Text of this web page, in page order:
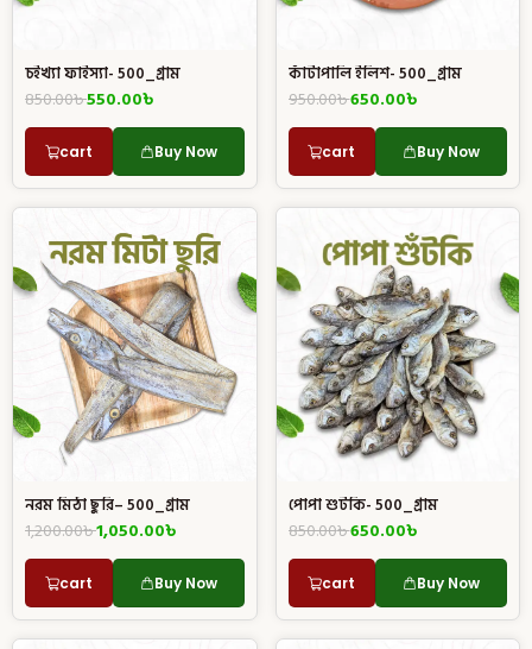
চইখ্যা ফাইস্যা- 500_গ্রাম
850.00৳550.00৳
cart Buy Now
কাঁটাপালি ইলিশ- 500_গ্রাম
950.00৳650.00৳
cart Buy Now
নরম মিঠা ছুরি– 500_গ্রাম
1,200.00৳1,050.00৳
cart Buy Now
পোপা শুটকি- 500_গ্রাম
850.00৳650.00৳
cart Buy Now